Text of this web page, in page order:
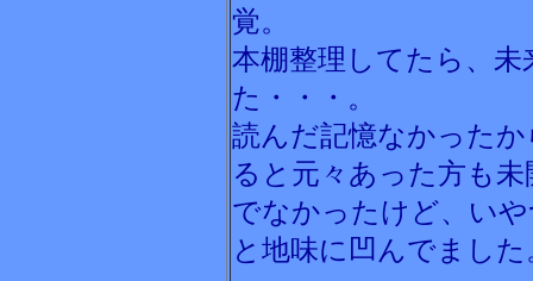
覚。
本棚整理してたら、
た・・・。
読んだ記憶なかった
ると元々あった方も
でなかったけど、い
と地味に凹んでました